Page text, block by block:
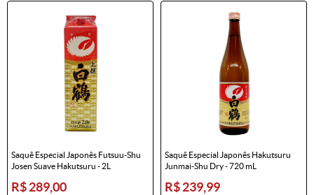
Saquê Especial Japonês Futsuu-Shu
Josen Suave Hakutsuru - 2L
R$ 289,00
Saquê Especial Japonês Hakutsuru
Junmai-Shu Dry - 720 mL
R$ 239,99